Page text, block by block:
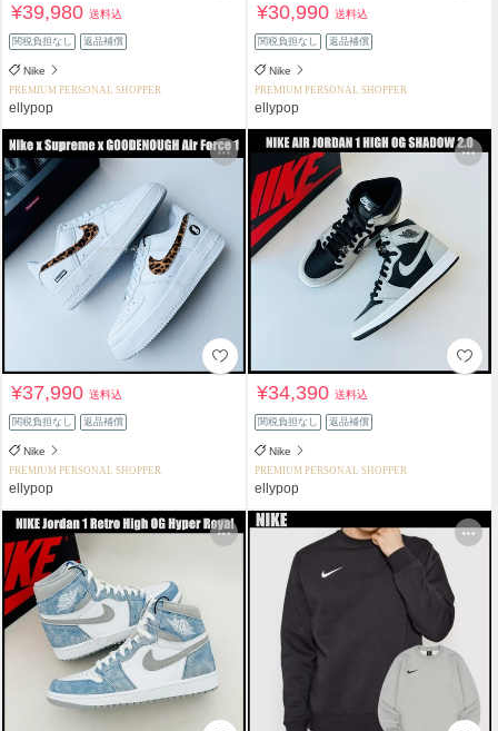
¥39,980送料込
関税負担なし 返品補償
Nike
PREMIUM PERSONAL SHOPPER
ellypop
¥30,990送料込
関税負担なし 返品補償
Nike
PREMIUM PERSONAL SHOPPER
ellypop
¥37,990送料込
関税負担なし 返品補償
Nike
PREMIUM PERSONAL SHOPPER
ellypop
¥34,390送料込
関税負担なし 返品補償
Nike
PREMIUM PERSONAL SHOPPER
ellypop